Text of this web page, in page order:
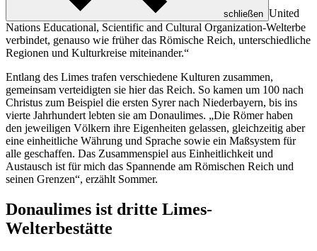
schließen United
Nations Educational, Scientific and Cultural Organization-Welterbe
verbindet, genauso wie früher das Römische Reich, unterschiedliche
Regionen und Kulturkreise miteinander.“
Entlang des Limes trafen verschiedene Kulturen zusammen,
gemeinsam verteidigten sie hier das Reich. So kamen um 100 nach
Christus zum Beispiel die ersten Syrer nach Niederbayern, bis ins
vierte Jahrhundert lebten sie am Donaulimes. „Die Römer haben
den jeweiligen Völkern ihre Eigenheiten gelassen, gleichzeitig aber
eine einheitliche Währung und Sprache sowie ein Maßsystem für
alle geschaffen. Das Zusammenspiel aus Einheitlichkeit und
Austausch ist für mich das Spannende am Römischen Reich und
seinen Grenzen“, erzählt Sommer.
Donaulimes ist dritte Limes-
Welterbestätte